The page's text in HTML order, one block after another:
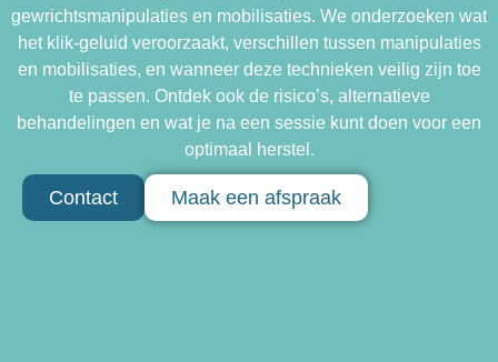
gewrichtsmanipulaties en mobilisaties. We onderzoeken wat
het klik-geluid veroorzaakt, verschillen tussen manipulaties
en mobilisaties, en wanneer deze technieken veilig zijn toe
te passen. Ontdek ook de risico’s, alternatieve
behandelingen en wat je na een sessie kunt doen voor een
optimaal herstel.
Contact Maak een afspraak